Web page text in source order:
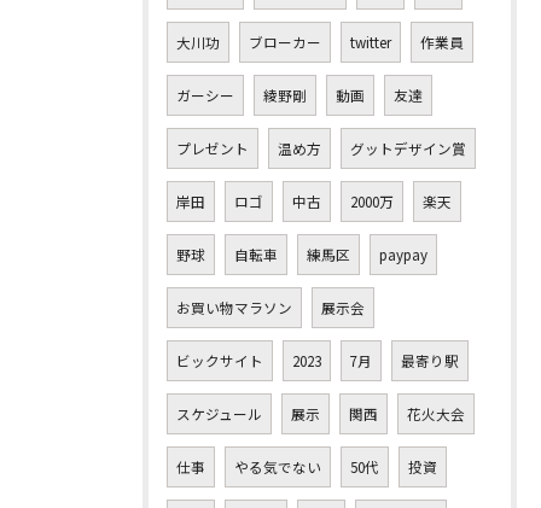
大川功 ブローカー twitter 作業員
ガーシー 綾野剛 動画 友達
プレゼント 温め方 グットデザイン賞
岸田 ロゴ 中古 2000万 楽天
野球 自転車 練馬区 paypay
お買い物マラソン 展示会
ビックサイト 2023 7月 最寄り駅
スケジュール 展示 関西 花火大会
仕事 やる気でない 50代 投資